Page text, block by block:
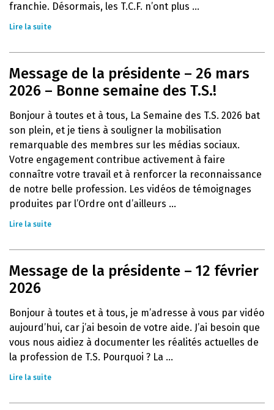
franchie. Désormais, les T.C.F. n’ont plus ...
Lire la suite
Message de la présidente – 26 mars
2026 – Bonne semaine des T.S.!
Bonjour à toutes et à tous, La Semaine des T.S. 2026 bat
son plein, et je tiens à souligner la mobilisation
remarquable des membres sur les médias sociaux.
Votre engagement contribue activement à faire
connaître votre travail et à renforcer la reconnaissance
de notre belle profession. Les vidéos de témoignages
produites par l’Ordre ont d’ailleurs ...
Lire la suite
Message de la présidente – 12 février
2026
Bonjour à toutes et à tous, je m’adresse à vous par vidéo
aujourd’hui, car j’ai besoin de votre aide. J’ai besoin que
vous nous aidiez à documenter les réalités actuelles de
la profession de T.S. Pourquoi ? La ...
Lire la suite